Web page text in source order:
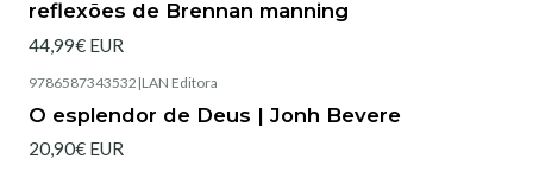
reflexões de Brennan manning
44,99€ EUR
9786587343532 |LAN Editora
O esplendor de Deus | Jonh Bevere
20,90€ EUR